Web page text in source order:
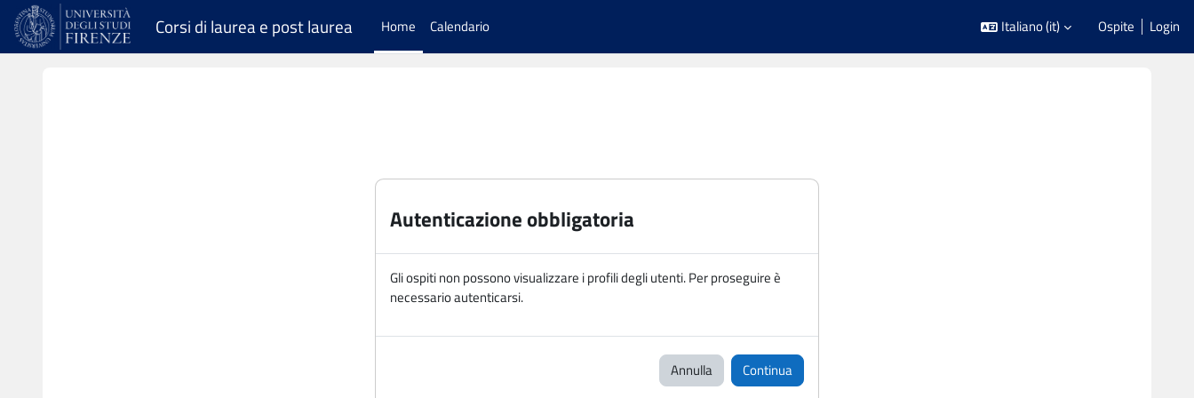
Vai al contenuto principale
Corsi di laurea e post laurea Home Calendario Italiano ‎(it)‎ Ospite Login
Autenticazione obbligatoria
Gli ospiti non possono visualizzare i profili degli utenti. Per proseguire è
necessario autenticarsi.
Annulla Continua